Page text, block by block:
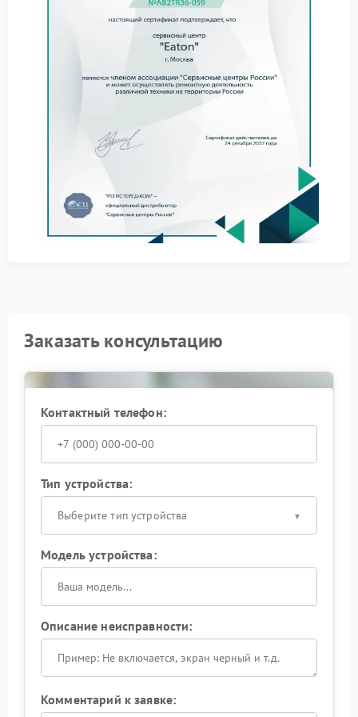
Обновить программное обеспечение до актуальной
Протестировать ИБП на другом компьютере для
локализации сбоя.
Если самостоятельные действия не приносят
результата, целесообразно обратиться к
доверяют только проверенным специалистам,
обладающим нужным оборудованием и опытом
Сервис Eaton предполагает использование
оригинальных компонентов и строгое следование
регламентам производителя. Такой подход
обеспечивает стабильную работу устройства после
Надежная работа системы бесперебойного питания
напрямую зависит от качества выполненных работ.
Доверьте восстановление устройства
повторной неисправности.
Заказать консультацию
Контактный телефон:
Тип устройства:
Выберите тип устройства
Модель устройства:
Описание неисправности:
Комментарий к заявке: